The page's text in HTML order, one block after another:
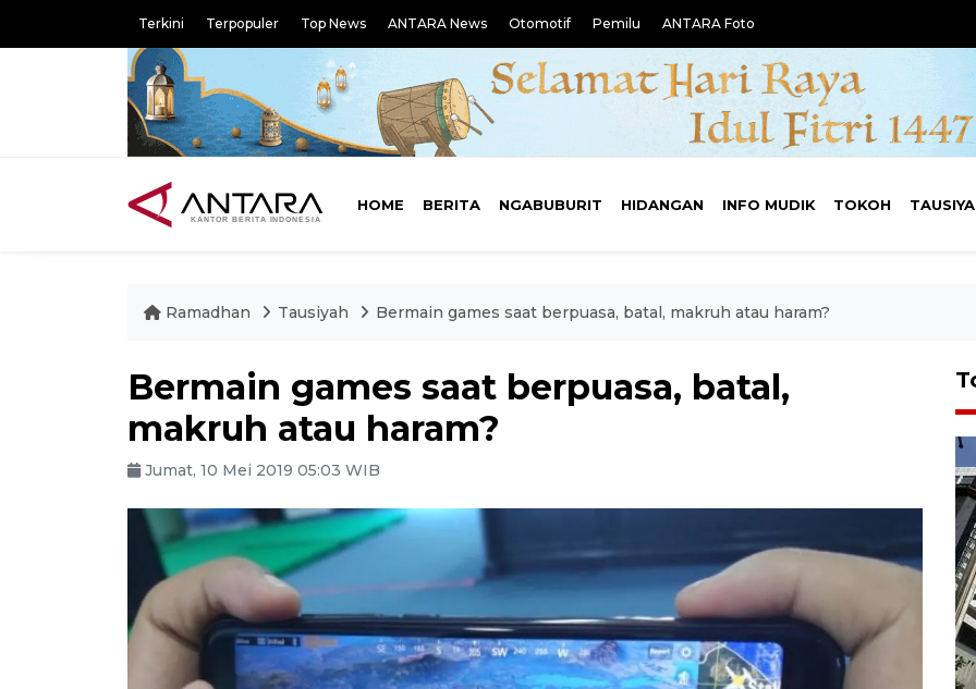
Terkini Terpopuler Top News ANTARA News Otomotif Pemilu ANTARA Foto
HOME BERITA NGABUBURIT HIDANGAN INFO MUDIK TOKOH
Ramadhan Tausiyah Bermain games saat berpuasa, batal, makruh atau haram?
Bermain games saat berpuasa, batal,
makruh atau haram?
Jumat, 10 Mei 2019 05:03 WIB